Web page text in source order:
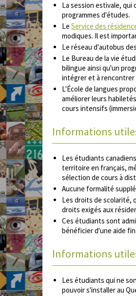
La session estivale, qui
programmes d'études.
Le Service des
modiques. Il est
Le réseau d'autobus
Le Bureau de la vie
bilingue ainsi qu'un
intégrer et à
L'École de langues
améliorer leurs
cours intensifs
Informations
Les étudiants
territoire en français,
sélection de cours à
Aucune formalité
Les droits de scolarité,
droits exigés aux
Ces étudiants sont
bénéficier d'une aide
Informations
Les étudiants qui ne
pouvoir s'installer au